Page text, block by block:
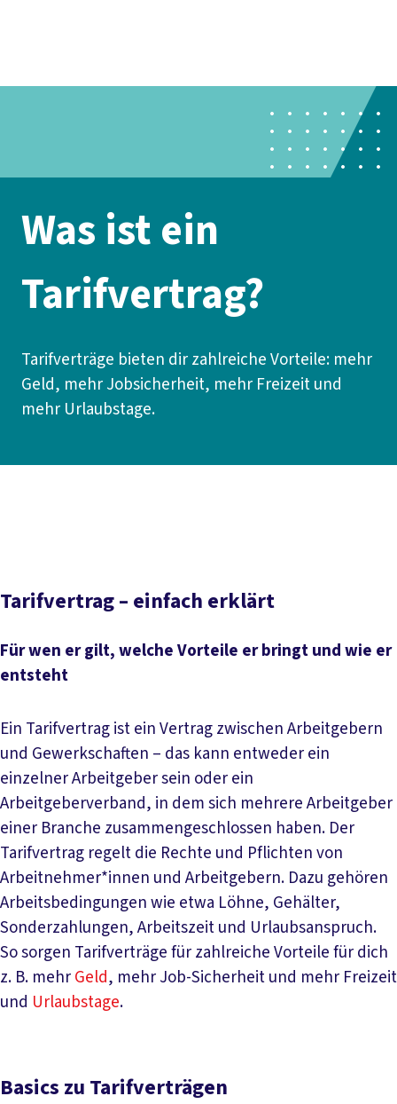
Politik
Was ist ein
Tarifvertrag?
Tarifverträge bieten dir zahlreiche Vorteile: mehr
Geld, mehr Jobsicherheit, mehr Freizeit und
mehr Urlaubstage.
Tarifvertrag – einfach erklärt
Für wen er gilt, welche Vorteile er bringt und wie er
entsteht
Ein Tarifvertrag ist ein Vertrag zwischen Arbeitgebern
und Gewerkschaften – das kann entweder ein
einzelner Arbeitgeber sein oder ein
Arbeitgeberverband, in dem sich mehrere Arbeitgeber
einer Branche zusammengeschlossen haben. Der
Tarifvertrag regelt die Rechte und Pflichten von
Arbeitnehmer*innen und Arbeitgebern. Dazu gehören
Arbeitsbedingungen wie etwa Löhne, Gehälter,
Sonderzahlungen, Arbeitszeit und Urlaubsanspruch.
So sorgen Tarifverträge für zahlreiche Vorteile für dich
z. B. mehrGeld, mehr Job-Sicherheit und mehr Freizeit
und Urlaubstage.
Basics zu Tarifverträgen